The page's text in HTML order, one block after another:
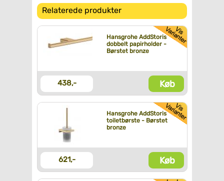
Relaterede produkter
Hansgrohe AddStoris
dobbelt papirholder -
Børstet bronze
438,- Køb
Hansgrohe AddStoris
toiletbørste - Børstet
bronze
621,- Køb